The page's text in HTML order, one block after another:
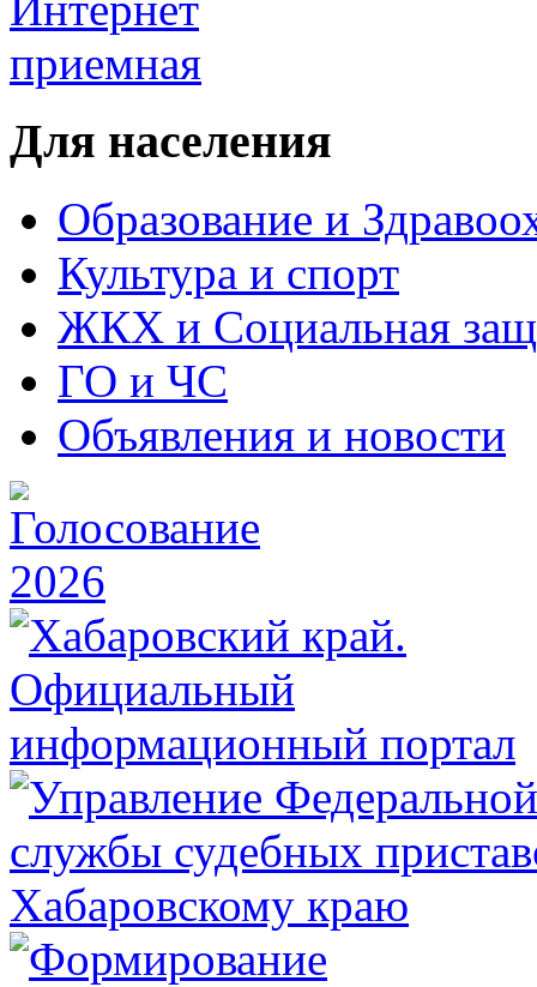
Для населения
Образование и
Культура и спорт
ЖКХ и Социальная
ГО и ЧС
Объявления и новости